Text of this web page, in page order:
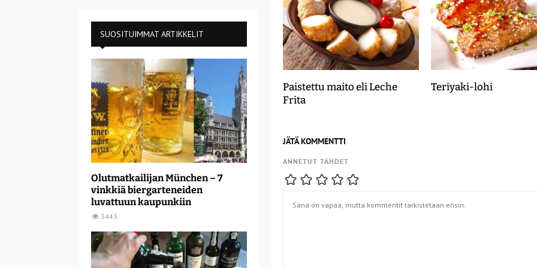
Paistettu maito eli Leche
Frita
Teriyaki-lohi
JÄTÄ KOMMENTTI
ANNETUT TÄHDET
SUOSITUIMMAT ARTIKKELIT
Olutmatkailijan München – 7
vinkkiä biergarteneiden
luvattuun kaupunkiin
3443